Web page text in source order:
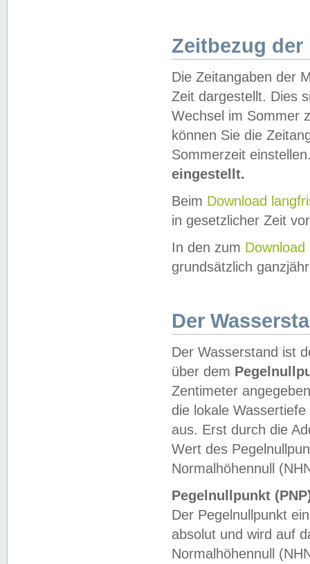
Zeitbezug der
Die Zeitangaben der
Zeit dargestellt. Dies
Wechsel im Sommer
können Sie die
Sommerzeit
eingestellt.
Beim Download
in gesetzlicher Zeit
In den zum Download
grundsätzlich
Der
Der Wasserstand ist
über dem
Zentimeter
die lokale
aus. Erst durch die
Wert des
Normalhöhennull
Pegelnullpunkt
Der Pegelnullpunkt
absolut und wird auf
Normalhöhennull